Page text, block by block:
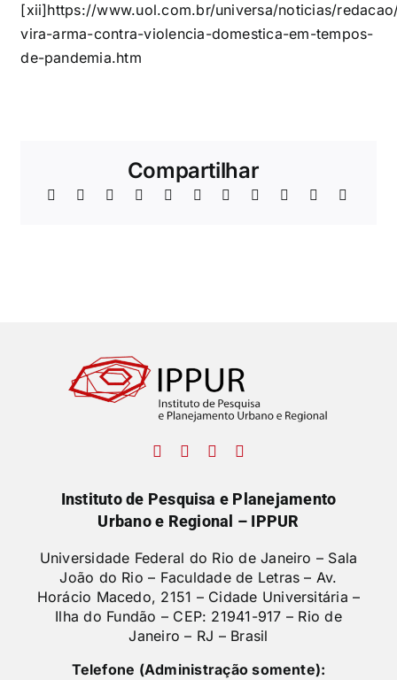
[xii]https://www.uol.com.br/universa/noticias/
vira-arma-contra-violencia-domestica-em-tempos-
de-pandemia.htm
Compartilhar
Instituto de Pesquisa e Planejamento
Urbano e Regional – IPPUR
Universidade Federal do Rio de Janeiro – Sala
João do Rio – Faculdade de Letras – Av.
Horácio Macedo, 2151 – Cidade Universitária –
Ilha do Fundão – CEP: 21941-917 – Rio de
Janeiro – RJ – Brasil
Telefone (Administração somente):